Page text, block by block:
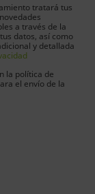
tratará tus
a través de la
datos, así como
y detallada
la política de
el envío de la